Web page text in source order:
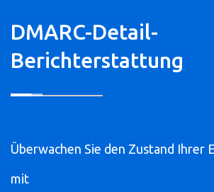
DMARC-Detail-
Berichterstattung
Überwachen Sie den Zustand Ihrer
mit